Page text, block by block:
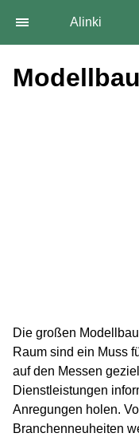
Alinki
Die großen
Raum sind ein Muss
auf den Messen
Dienstleistungen
Anregungen holen.
Branchenneuheiten